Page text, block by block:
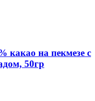
какао на пекмезе с
50гр